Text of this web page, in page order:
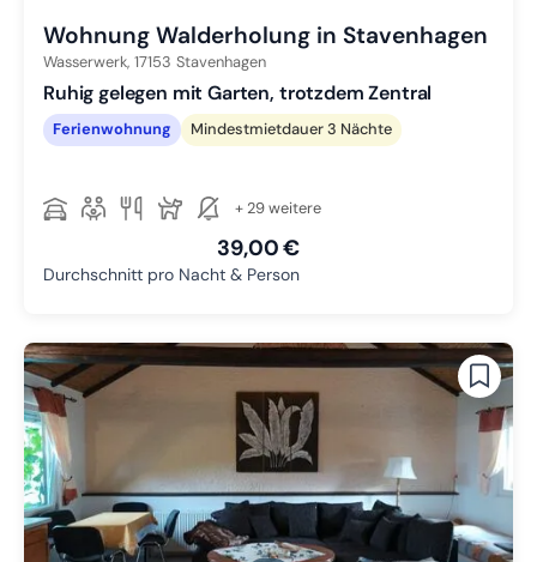
Wohnung Walderholung in Stavenhagen
Wasserwerk, 17153 Stavenhagen
Ruhig gelegen mit Garten, trotzdem Zentral
Ferienwohnung Mindestmietdauer 3 Nächte
+ 29 weitere
39,00 €
Durchschnitt pro Nacht & Person